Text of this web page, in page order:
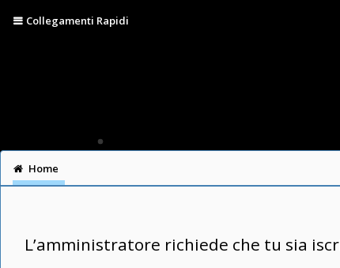
Collegamenti Rapidi
Home
L’amministratore richiede che tu sia